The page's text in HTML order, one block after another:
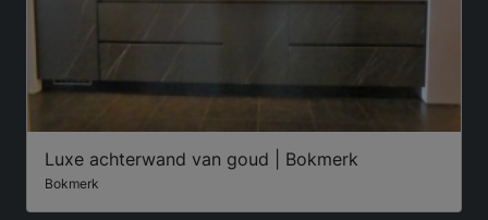
Luxe achterwand van goud | Bokmerk
Bokmerk